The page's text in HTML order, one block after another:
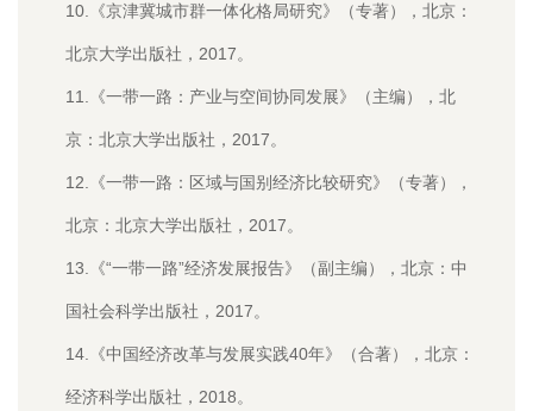
10.《京津冀城市群一体化格局研究》（专著），北京：
北京大学出版社，2017。
11.《一带一路：产业与空间协同发展》（主编），北
京：北京大学出版社，2017。
12.《一带一路：区域与国别经济比较研究》（专著），
北京：北京大学出版社，2017。
13.《“一带一路”经济发展报告》（副主编），北京：中
国社会科学出版社，2017。
14.《中国经济改革与发展实践40年》（合著），北京：
经济科学出版社，2018。